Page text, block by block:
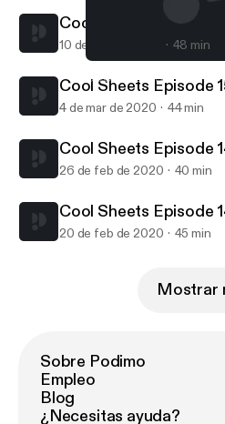
COOL SHEETS
Cool Sheets Episode
10 de mar de 2020 48 min
Cool Sheets Episode
4 de mar de 2020 44 min
Cool Sheets Episode
26 de feb de 2020 40 min
Cool Sheets Episode
20 de feb de 2020 45 min
Mostrar
Sobre Podimo
Empleo
Blog
¿Necesitas ayuda?